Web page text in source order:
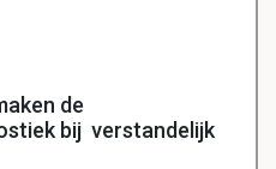
de
bij verstandelijk